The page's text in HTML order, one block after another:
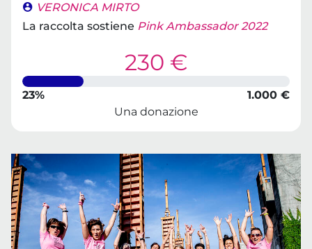
VERONICA MIRTO
La raccolta sostiene Pink Ambassador 2022
230 €
23%
1.000 €
Una donazione